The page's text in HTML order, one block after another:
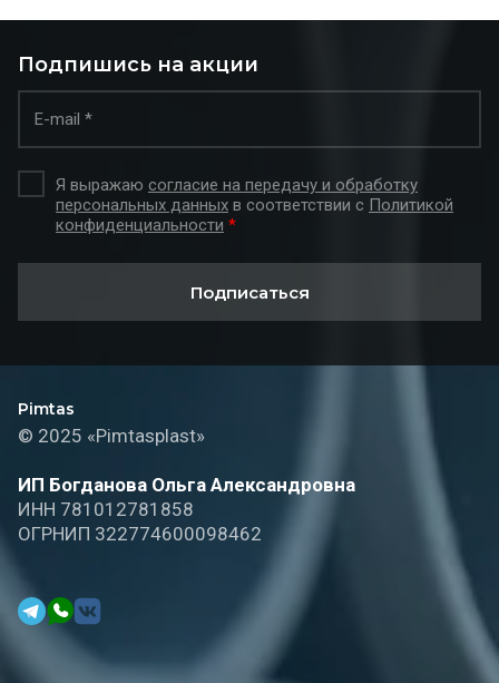
Подпишись на акции
Я выражаю согласие на передачу и обработку
персональных данных в соответствии с Политикой
конфиденциальности *
Подписаться
Pimtas
© 2025 «Pimtasplast»
ИП Богданова Ольга Александровна
ИНН 781012781858
ОГРНИП 322774600098462